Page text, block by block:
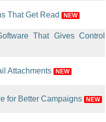
That Get Read NEW
That Gives Control
Attachments NEW
for Better Campaigns NEW